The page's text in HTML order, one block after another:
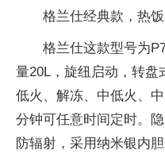
格兰仕经典款，热饭
格兰仕这款型号为
量20L，旋纽启动，转盘
低火、解冻、中低火、
分钟可任意时间定时。
防辐射，采用纳米银内